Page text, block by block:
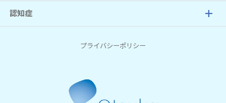
認知症
プライバシーポリシー